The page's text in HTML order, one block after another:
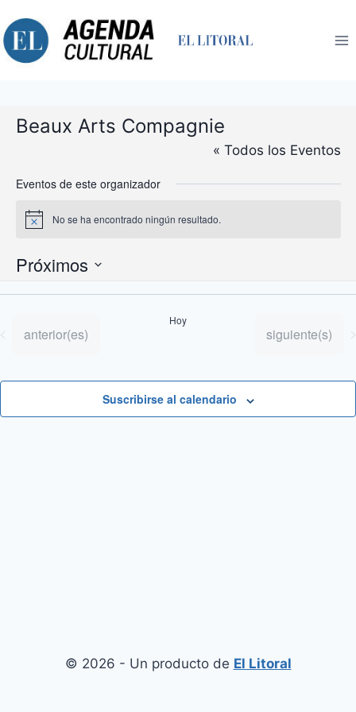
al
contenido
Beaux Arts Compagnie
« Todos los Eventos
Eventos de este organizador
Aviso No se ha encontrado ningún resultado.
Próximos
fecha.
Eventos
anterior(es)
Hoy
Eventos
siguiente(s)
Suscribirse al calendario
© 2026 - Un producto de El Litoral